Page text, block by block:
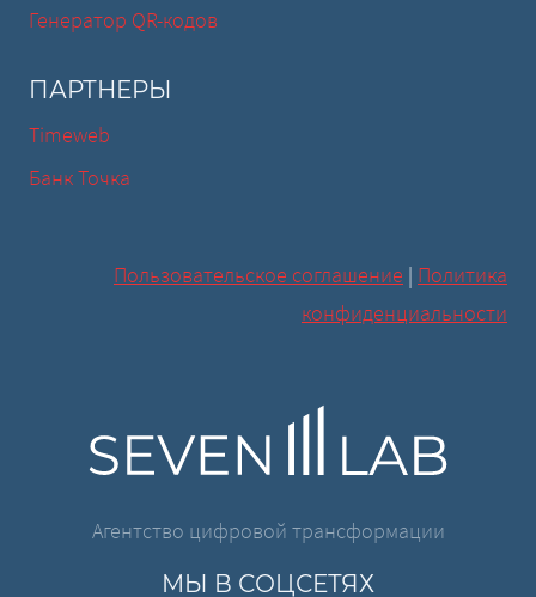
Генератор QR-кодов
ПАРТНЕРЫ
Timeweb
Банк Точка
Пользовательское соглашение | Политика
конфиденциальности
Агентство цифровой трансформации
МЫ В СОЦСЕТЯХ